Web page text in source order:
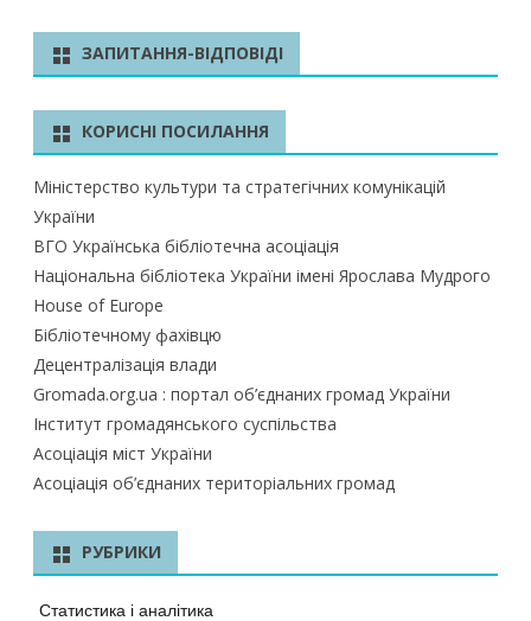
к
ЗАПИТАННЯ-ВІДПОВІДІ
КОРИСНІ ПОСИЛАННЯ
Міністерство культури та стратегічних комунікацій
України
ВГО Українська бібліотечна асоціація
Національна бібліотека України імені Ярослава Мудрого
House of Europe
Бібліотечному фахівцю
Децентралізація влади
Gromada.org.ua : портал об’єднаних громад України
Інститут громадянського суспільства
Асоціація міст України
Асоціація об’єднаних територіальних громад
РУБРИКИ
Статистика і аналітика